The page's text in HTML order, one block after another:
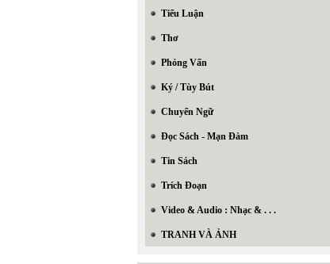
Tiểu Luận
Thơ
Phỏng Vấn
Ký / Tùy Bút
Chuyển Ngữ
Đọc Sách - Mạn Đàm
Tin Sách
Trích Đoạn
Video & Audio : Nhạc & . . .
TRANH VÀ ẢNH